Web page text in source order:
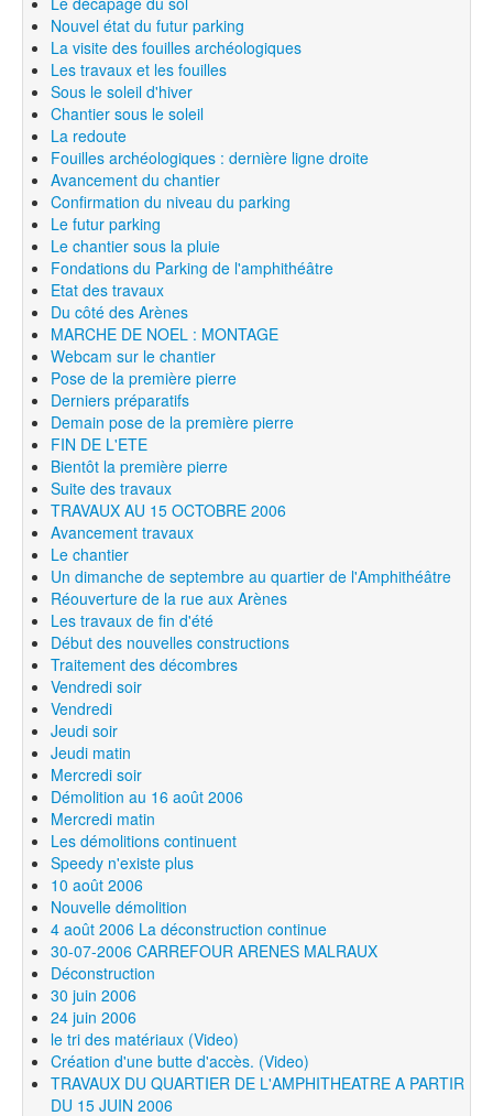
Nouvel état du futur parking
La visite des fouilles archéologiques
Les travaux et les fouilles
Sous le soleil d'hiver
Chantier sous le soleil
La redoute
Fouilles archéologiques : dernière ligne droite
Avancement du chantier
Confirmation du niveau du parking
Le futur parking
Le chantier sous la pluie
Fondations du Parking de l'amphithéâtre
Etat des travaux
Du côté des Arènes
MARCHE DE NOEL : MONTAGE
Webcam sur le chantier
Pose de la première pierre
Derniers préparatifs
Demain pose de la première pierre
FIN DE L'ETE
Bientôt la première pierre
Suite des travaux
TRAVAUX AU 15 OCTOBRE 2006
Avancement travaux
Le chantier
Un dimanche de septembre au quartier de l'Amphithéâtre
Réouverture de la rue aux Arènes
Les travaux de fin d'été
Début des nouvelles constructions
Traitement des décombres
Vendredi soir
Vendredi
Jeudi soir
Jeudi matin
Mercredi soir
Démolition au 16 août 2006
Mercredi matin
Les démolitions continuent
Speedy n'existe plus
10 août 2006
Nouvelle démolition
4 août 2006 La déconstruction continue
30-07-2006 CARREFOUR ARENES MALRAUX
Déconstruction
30 juin 2006
24 juin 2006
le tri des matériaux (Video)
Création d'une butte d'accès. (Video)
TRAVAUX DU QUARTIER DE L'AMPHITHEATRE A PARTIR
DU 15 JUIN 2006